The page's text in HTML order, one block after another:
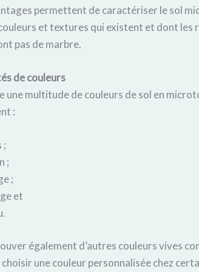
permettent de caractériser le sol
et textures qui existent et dont
pas de marbre.
de couleurs
une multitude de couleurs de sol en
:
;
;
;
et
également d’autres couleurs vives
une couleur personnalisée chez